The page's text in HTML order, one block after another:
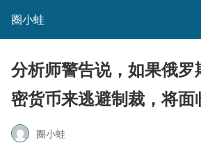
圈小蛙
分析师警告说，如果俄罗
密货币来逃避制裁，将面
圈小蛙